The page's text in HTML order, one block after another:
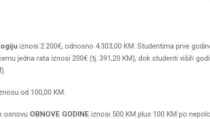
iznosi 2.200€, odnosno 4.303,00 KM. Studentima prve
jedna rata iznosi 200€ (tj. 391,20 KM), dok studenti viših
od 100,00 KM.
osnovu OBNOVE GODINE iznosi 500 KM plus 100 KM po